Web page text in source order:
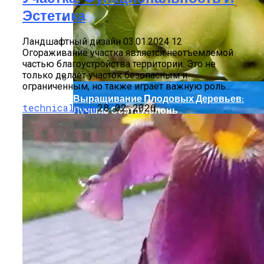
Наклон Плитки На Полу Причины И
Способы Исправления
Летние Композиции Для Уюта В
Теневых Зонах
Малайзия Будет Покорять Желудки
Мира
Выращивание Плодовых Деревьев:
Лучшие Сорта Яблонь
Эстетика
Ландшафтный дизайн 03.01.2024 12
Огораживание участка является неотъемлемой
частью благоустройства территории. Это не
только делает участок безопасным и
ограниченным, но также играет важную роль...
technicalblog28.02.2026